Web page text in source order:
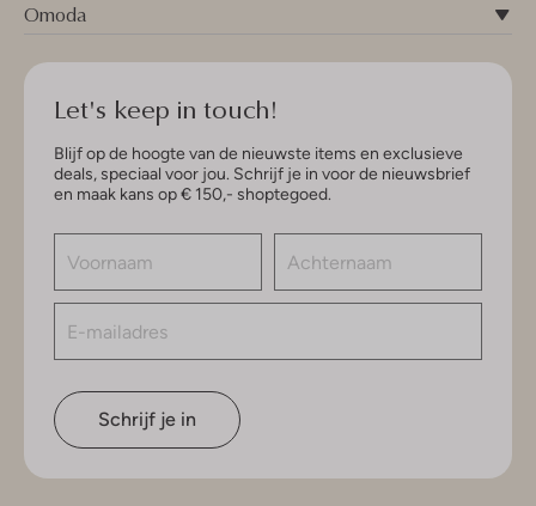
Omoda
Let's keep in touch!
Blijf op de hoogte van de nieuwste items en exclusieve
deals, speciaal voor jou. Schrijf je in voor de nieuwsbrief
en maak kans op € 150,- shoptegoed.
Schrijf je in